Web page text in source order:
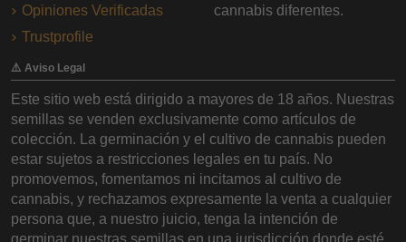
Opiniones Verificadas
Trustprofile
cannabis diferentes.
⚠️ Aviso Legal
Este sitio web está dirigido a mayores de 18 años. Nuestras
semillas se venden exclusivamente como artículos de
colección. La germinación y el cultivo de cannabis pueden
estar sujetos a restricciones legales en tu país. No
promovemos, fomentamos ni incitamos al cultivo de
cannabis, y rechazamos expresamente la venta a cualquier
persona que, a nuestro juicio, tenga la intención de
germinar nuestras semillas en una jurisdicción donde esté